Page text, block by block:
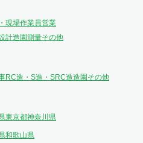
現場作業員営業
計造園測量その他
RC造・S造・SRC造造園 その他
東京都神奈川県
和歌山県